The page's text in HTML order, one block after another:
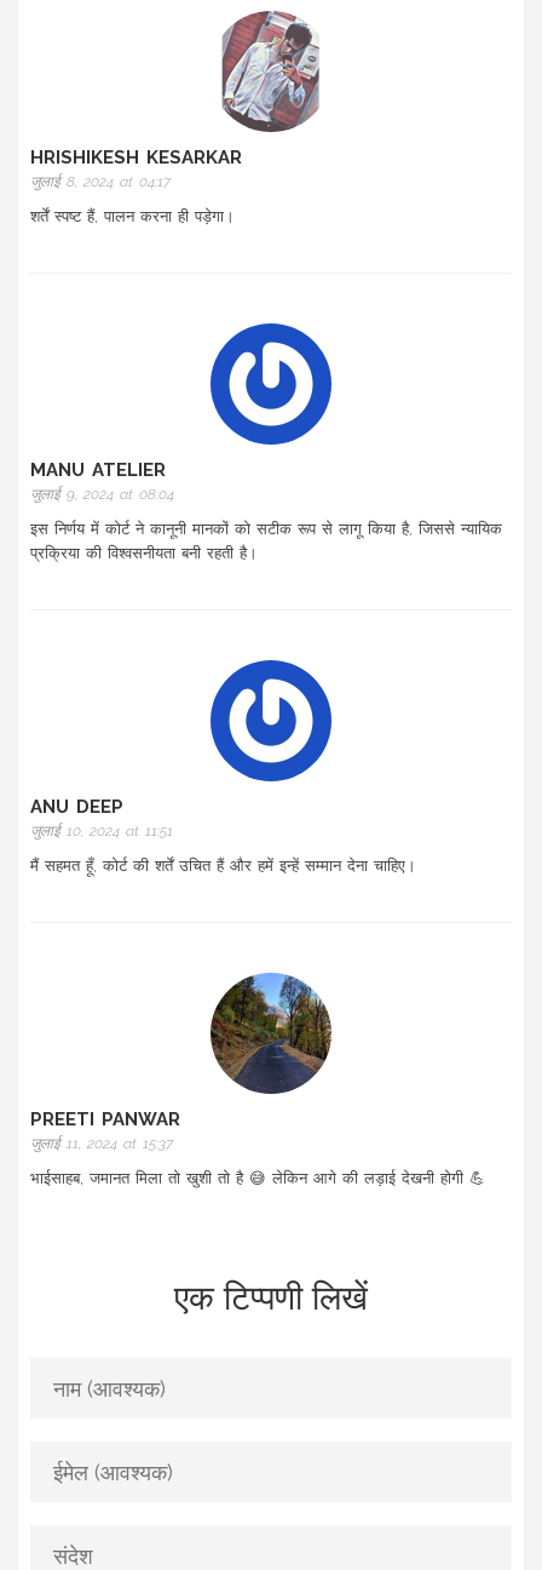
HRISHIKESH KESARKAR
जुलाई 8, 2024 at 04:17
शर्तें स्पष्ट हैं, पालन करना ही पड़ेगा।
MANU ATELIER
जुलाई 9, 2024 at 08:04
इस निर्णय में कोर्ट ने कानूनी मानकों को सटीक रूप से लागू किया है, जिससे न्यायिक
प्रक्रिया की विश्वसनीयता बनी रहती है।
ANU DEEP
जुलाई 10, 2024 at 11:51
मैं सहमत हूँ, कोर्ट की शर्तें उचित हैं और हमें इन्हें सम्मान देना चाहिए।
PREETI PANWAR
जुलाई 11, 2024 at 15:37
भाईसाहब, जमानत मिला तो खुशी तो है 😅 लेकिन आगे की लड़ाई देखनी होगी 💪
एक टिप्पणी लिखें